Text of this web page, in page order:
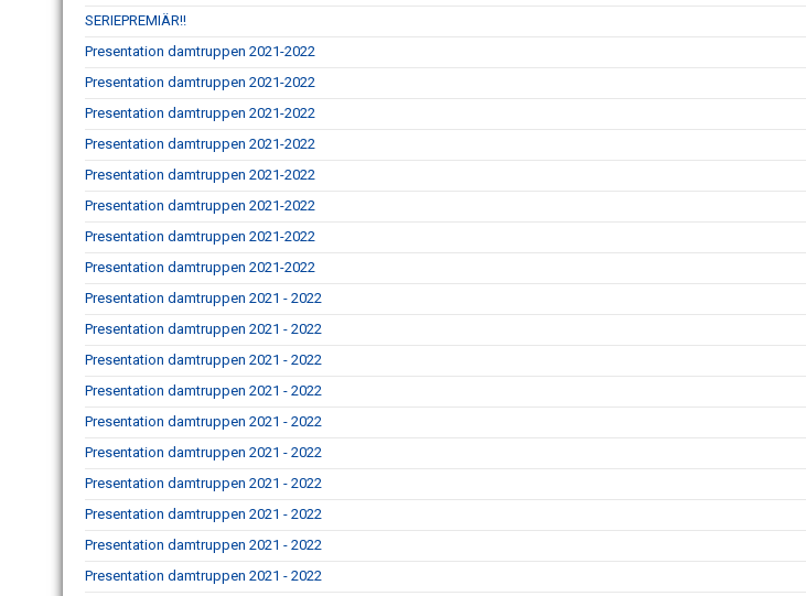
SERIEPREMIÄR!!
Presentation damtruppen 2021-2022
Presentation damtruppen 2021-2022
Presentation damtruppen 2021-2022
Presentation damtruppen 2021-2022
Presentation damtruppen 2021-2022
Presentation damtruppen 2021-2022
Presentation damtruppen 2021-2022
Presentation damtruppen 2021-2022
Presentation damtruppen 2021 - 2022
Presentation damtruppen 2021 - 2022
Presentation damtruppen 2021 - 2022
Presentation damtruppen 2021 - 2022
Presentation damtruppen 2021 - 2022
Presentation damtruppen 2021 - 2022
Presentation damtruppen 2021 - 2022
Presentation damtruppen 2021 - 2022
Presentation damtruppen 2021 - 2022
Presentation damtruppen 2021 - 2022